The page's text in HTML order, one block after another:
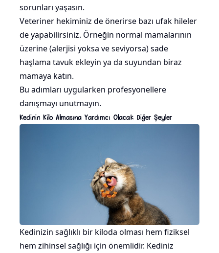
sorunları yaşasın.
Veteriner hekiminiz de önerirse bazı ufak hileler
de yapabilirsiniz. Örneğin normal mamalarının
üzerine (alerjisi yoksa ve seviyorsa) sade
haşlama tavuk ekleyin ya da suyundan biraz
mamaya katın.
Bu adımları uygularken profesyonellere
danışmayı unutmayın.
Kedinin Kilo Almasına Yardımcı Olacak Diğer Şeyler
Kedinizin sağlıklı bir kiloda olması hem fiziksel
hem zihinsel sağlığı için önemlidir. Kediniz